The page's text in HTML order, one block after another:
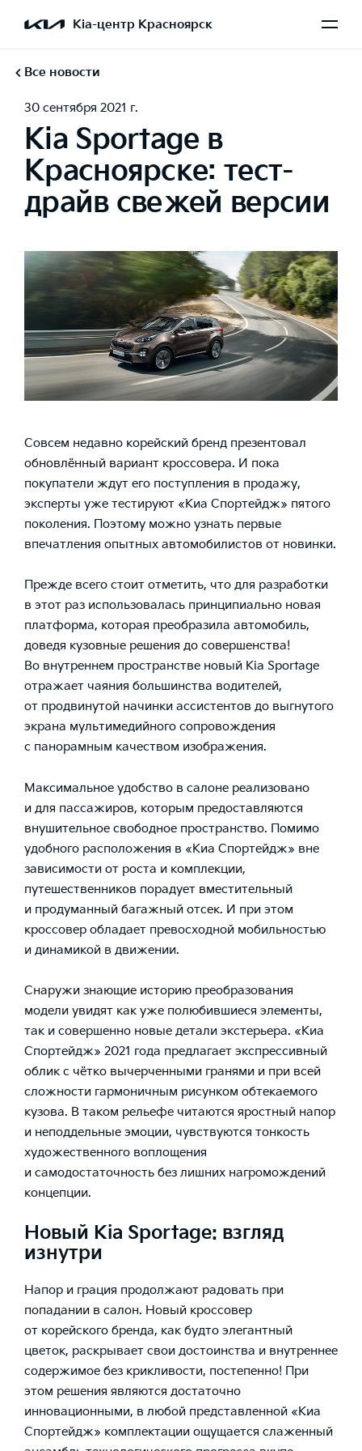
Kia-центр Красноярск
Все новости
30 сентября 2021 г.
Kia Sportage в
Красноярске: тест-
драйв свежей версии
Совсем недавно корейский бренд презентовал
обновлённый вариант кроссовера. И пока
покупатели ждут его поступления в продажу,
эксперты уже тестируют «Киа Спортейдж» пятого
поколения. Поэтому можно узнать первые
впечатления опытных автомобилистов от новинки.
Прежде всего стоит отметить, что для разработки
в этот раз использовалась принципиально новая
платформа, которая преобразила автомобиль,
доведя кузовные решения до совершенства!
Во внутреннем пространстве новый Kia Sportage
отражает чаяния большинства водителей,
от продвинутой начинки ассистентов до выгнутого
экрана мультимедийного сопровождения
с панорамным качеством изображения.
Максимальное удобство в салоне реализовано
и для пассажиров, которым предоставляются
внушительное свободное пространство. Помимо
удобного расположения в «Киа Спортейдж» вне
зависимости от роста и комплекции,
путешественников порадует вместительный
и продуманный багажный отсек. И при этом
кроссовер обладает превосходной мобильностью
и динамикой в движении.
Снаружи знающие историю преобразования
модели увидят как уже полюбившиеся элементы,
так и совершенно новые детали экстерьера. «Киа
Спортейдж» 2021 года предлагает экспрессивный
облик с чётко вычерченными гранями и при всей
сложности гармоничным рисунком обтекаемого
кузова. В таком рельефе читаются яростный напор
и неподдельные эмоции, чувствуются тонкость
художественного воплощения
и самодостаточность без лишних нагромождений
концепции.
Новый Kia Sportage: взгляд
изнутри
Напор и грация продолжают радовать при
попадании в салон. Новый кроссовер
от корейского бренда, как будто элегантный
цветок, раскрывает свои достоинства и внутреннее
содержимое без крикливости, постепенно! При
этом решения являются достаточно
инновационными, в любой представленной «Киа
Спортейдж» комплектации ощущается слаженный